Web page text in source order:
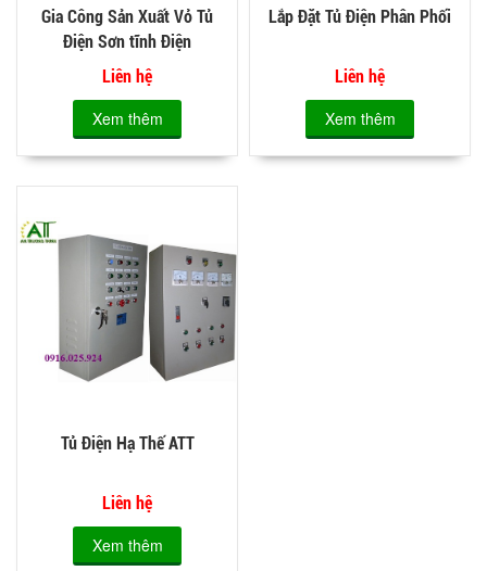
Gia Công Sản Xuất Vỏ Tủ
Điện Sơn tĩnh Điện
Liên hệ
Xem thêm
Lắp Đặt Tủ Điện Phân Phối
Liên hệ
Xem thêm
Tủ Điện Hạ Thế ATT
Liên hệ
Xem thêm